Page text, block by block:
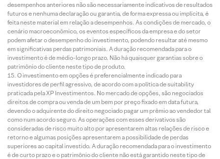
desempenhos anteriores não são necessariamente indicativos de resultados
futuros e nenhuma declaração ou garantia, de forma expressa ou implícita, é
feita neste material em relação a desempenhos. As condições de mercado, o
cenário macroeconômico, os eventos específicos da empresa e do setor
podem afetar o desempenho do investimento, podendo resultar até mesmo
em significativas perdas patrimoniais. A duração recomendada para o
investimento é de médio-longo prazo. Não há quaisquer garantias sobre o
patrimônio do cliente neste tipo de produto.
O investimento em opções é preferencialmente indicado para
investidores de perfil agressivo, de acordo com a política de suitability
praticada pela XP Investimentos. No mercado de opções, são negociados
direitos de compra ou venda de um bem por preço fixado em data futura,
devendo o adquirente do direito negociado pagar um prêmio ao vendedor tal
como num acordo seguro. As operações com esses derivativos são
consideradas de risco muito alto por apresentarem altas relações de risco e
retorno e algumas posições apresentarem a possibilidade de perdas
superiores ao capital investido. A duração recomendada para o investimento
é de curto prazo e o patrimônio do cliente não está garantido neste tipo de